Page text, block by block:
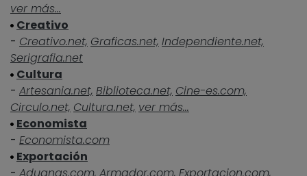
ver más...
Creativo
- Creativo.net, Graficas.net, Independiente.net,
Serigrafia.net
Cultura
- Artesania.net, Biblioteca.net, Cine-es.com,
Circulo.net, Cultura.net, ver más...
Economista
- Economista.com
Exportación